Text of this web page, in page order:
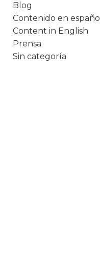
Blog
Contenido en español
Content in English
Prensa
Sin categoría